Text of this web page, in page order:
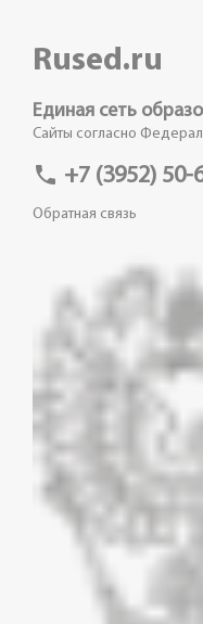
Rused.ru
Единая сеть
Сайты согласно
phone +7 (3952) 50-
Обратная связь